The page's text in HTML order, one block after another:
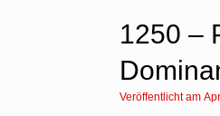
1250 –
Veröffentlicht am